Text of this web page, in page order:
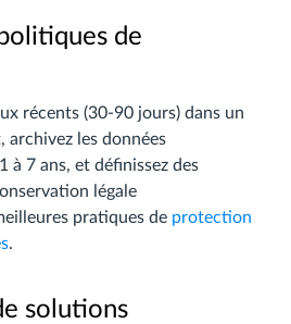
de
récents (30-90 jours) dans un
archivez les données
à 7 ans, et définissez des
légale
pratiques de protection
.
solutions